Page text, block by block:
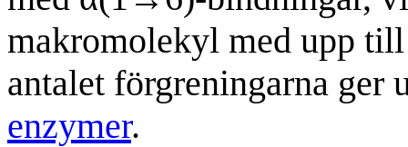
makromolekyl med upp
antalet förgreningarna ger
enzymer.